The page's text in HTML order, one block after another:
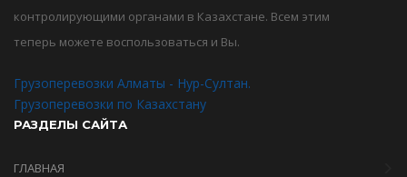
контролирующими органами в Казахстане. Всем этим
теперь можете воспользоваться и Вы.
Грузоперевозки Алматы - Нур-Султан.
Грузоперевозки по Казахстану
РАЗДЕЛЫ САЙТА
ГЛАВНАЯ